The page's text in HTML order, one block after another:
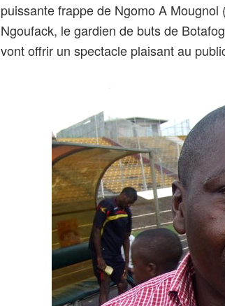
puissante frappe de Ngomo A
Ngoufack, le gardien de buts de
vont offrir un spectacle plaisant au